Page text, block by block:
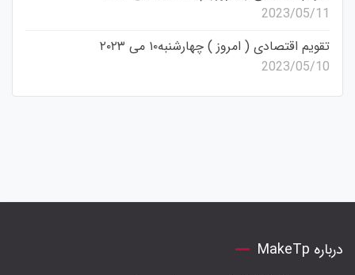
2023/05/11
تقویم اقتصادی ( امروز ) چهارشنبه۱۰ می ۲۰۲۳
2023/05/10
درباره MakeTp